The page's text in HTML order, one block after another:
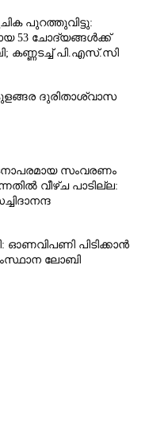
പുറത്തുവിട്ടു:
53 ചോദ്യങ്ങൾക്ക്
കണ്ണടച്ച് പി.എസ്.സി
ദുരിതാശ്വാസ
സംവരണം
വീഴ്ച പാടില്ല:
ഓണവിപണി പിടിക്കാൻ
ലോബി